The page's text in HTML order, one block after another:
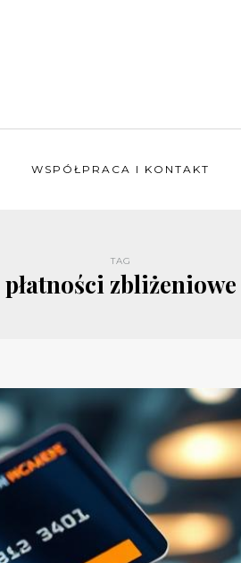
WSPÓŁPRACA I KONTAKT
TAG
płatności zbliżeniowe